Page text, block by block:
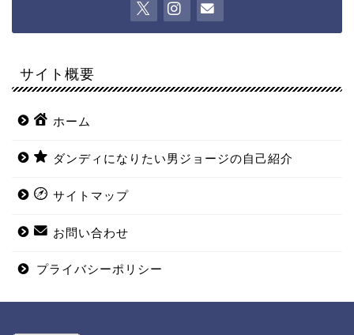
サイト概要
ホーム
ダンディになりたい男ジョージの自己紹介
サイトマップ
お問い合わせ
プライバシーポリシー